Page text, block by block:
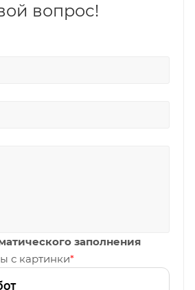
вопрос!
заполнения
с картинки*